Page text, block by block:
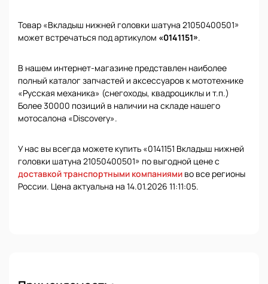
Товар «Вкладыш нижней головки шатуна 21050400501»
может встречаться под артикулом «0141151».
В нашем интернет-магазине представлен наиболее
полный каталог запчастей и аксессуаров к мототехнике
«Русская механика» (снегоходы, квадроциклы и т.п.)
Более 30000 позиций в наличии на складе нашего
мотосалона «Discovery».
У нас вы всегда можете купить «0141151 Вкладыш нижней
головки шатуна 21050400501» по выгодной цене с
доставкой транспортными компаниями во все регионы
России. Цена актуальна на 14.01.2026 11:11:05.